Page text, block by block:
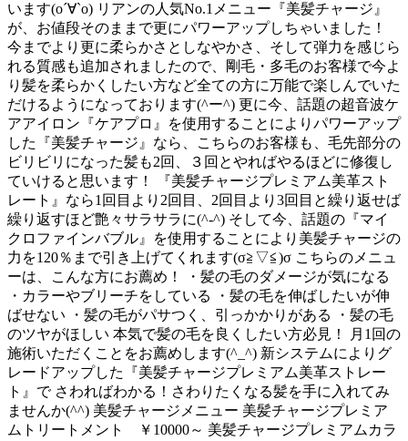
います(о´∀`о) リアンの人気No.1メニュー『美髪チャージ』
が、お値段そのままで更にパワーアップしちゃいました！
今までより更に柔らかさとしなやかさ、そして弾力を感じら
れる質感も追加されましたので、剛毛・多毛のお客様で今よ
り髪を柔らかくしたい方など全ての方に万能で楽しんでいた
だけるようになっております(^ー^) 更に今、話題の超音波ケ
アアイロン『ケアプロ』を使用することによりパワーアップ
した『美髪チャージ』なら、こちらのお客様も、毛先部分の
ビリビリになった髪も2回、３回とやればやるほどに修復し
ていけると思います！ 『美髪チャージプレミアム美革スト
レート』なら1回目より2回目、2回目より3回目と繰り返せば
繰り返すほど艶々サラサラに(^-^) そして今、話題の『マイ
クロファインバブル』を使用することにより美髪チャージの
力を120％まで引き上げてくれます(σ≧▽≦)σ こちらのメニュ
ーは、こんな方にお薦め！ ・髪の毛のダメージが気になる
・カラーやブリーチをしている ・髪の毛を伸ばしたいが伸
ばせない ・髪の毛がパサつく、引っかかりがある ・髪の毛
のツヤがほしい 本気で髪の毛を良くしたい方必見！ 月1回の
施術いただくことをお薦めします(^_^) 新システムによりグ
レードアップした『美髪チャージプレミアム美革ストレー
ト』で さわればわかる！さわりたくなる髪を手に入れてみ
ませんか(^^) 美髪チャージメニュー 美髪チャージプレミア
ムトリートメント ￥10000～ 美髪チャージプレミアムカラ